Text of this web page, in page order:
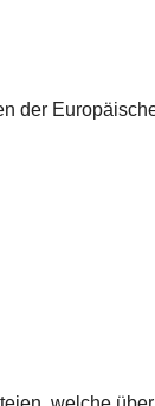
der